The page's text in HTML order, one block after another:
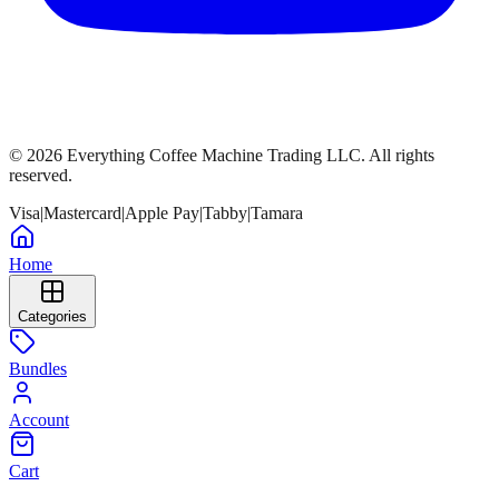
© 2026 Everything Coffee Machine Trading LLC. All rights
reserved.
Visa|Mastercard|Apple Pay|Tabby|Tamara
Home
Categories
Bundles
Account
Cart